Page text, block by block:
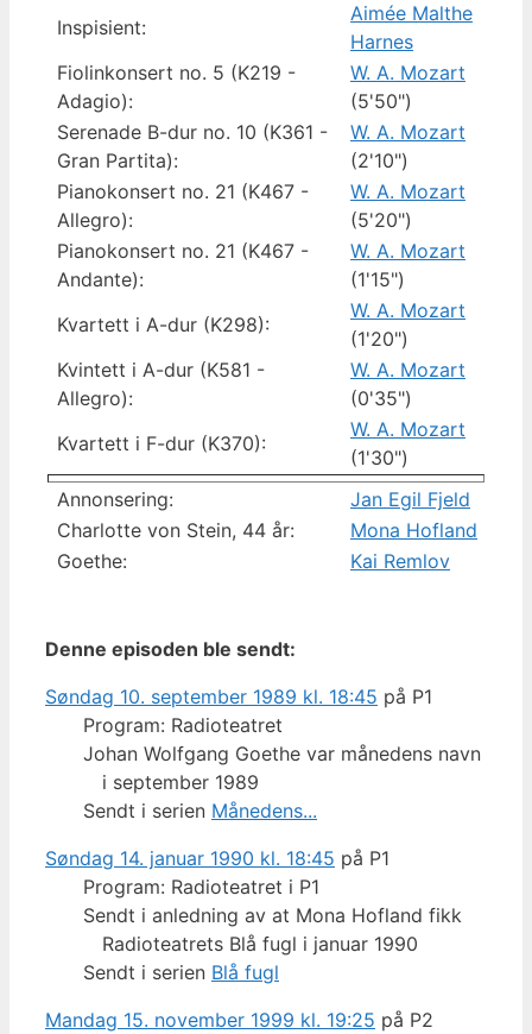
Inspisient:
Aimée Malthe
Harnes
Fiolinkonsert no. 5 (K219 -
Adagio):
W. A. Mozart
(5'50")
Serenade B-dur no. 10 (K361 -
Gran Partita):
W. A. Mozart
(2'10")
Pianokonsert no. 21 (K467 -
Allegro):
W. A. Mozart
(5'20")
Pianokonsert no. 21 (K467 -
Andante):
W. A. Mozart
(1'15")
Kvartett i A-dur (K298):
W. A. Mozart
(1'20")
Kvintett i A-dur (K581 -
Allegro):
W. A. Mozart
(0'35")
Kvartett i F-dur (K370):
W. A. Mozart
(1'30")
Annonsering:
Jan Egil Fjeld
Charlotte von Stein, 44 år:
Mona Hofland
Goethe:
Kai Remlov
Denne episoden ble sendt:
Søndag 10. september 1989 kl. 18:45 på P1
Program: Radioteatret
Johan Wolfgang Goethe var månedens navn
i september 1989
Sendt i serien Månedens...
Søndag 14. januar 1990 kl. 18:45 på P1
Program: Radioteatret i P1
Sendt i anledning av at Mona Hofland fikk
Radioteatrets Blå fugl i januar 1990
Sendt i serien Blå fugl
Mandag 15. november 1999 kl. 19:25 på P2